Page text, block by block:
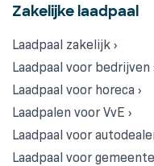
Zakelijke laadpaal
Laadpaal zakelijk ›
Laadpaal voor bedrijven
Laadpaal voor horeca ›
Laadpalen voor VvE ›
Laadpaal voor
Laadpaal voor